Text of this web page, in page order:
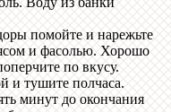
помойте и нарежьте
и фасолью. Хорошо
по вкусу.
и тушите полчаса.
минут до окончания